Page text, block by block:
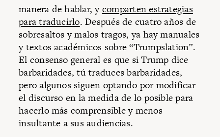
manera de hablar, ycomparten estrategias
para traducirlo. Después de cuatro años de
sobresaltos y malos tragos, ya hay manuales
y textos académicos sobre “Trumpslation”.
El consenso general es que si Trump dice
barbaridades, tú traduces barbaridades,
pero algunos siguen optando por modificar
el discurso en la medida de lo posible para
hacerlo más comprensible y menos
insultante a sus audiencias.